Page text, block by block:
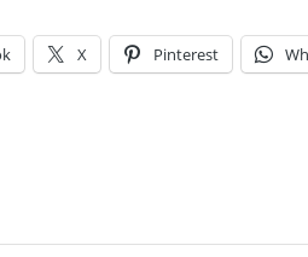
X Pinterest